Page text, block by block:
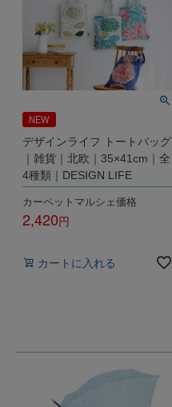
NEW
デザインライフ トートバッグ
｜雑貨｜北欧｜35×41cm｜全
4種類｜DESIGN LIFE
カーペットマルシェ価格
2,420
カートに入れる